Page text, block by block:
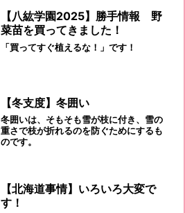
【八紘学園2025】勝手情報 野
菜苗を買ってきました！
「買ってすぐ植えるな！」です！
【冬支度】冬囲い
冬囲いは、そもそも雪が枝に付き、雪の
重さで枝が折れるのを防ぐためにするも
のです。
【北海道事情】いろいろ大変で
す！